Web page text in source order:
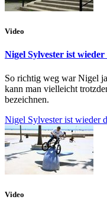
Video
Nigel Sylvester ist wieder
So richtig weg war Nigel
kann man vielleicht
bezeichnen.
Nigel Sylvester ist wieder
Video